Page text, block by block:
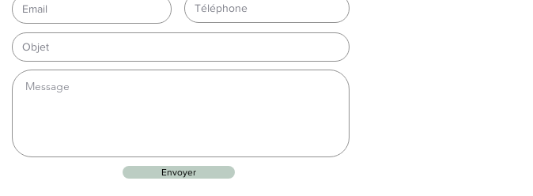
signifie "nuage de dragon" et assure
une durabilité exceptionnelle.
ampoule 7,5W maximum, douille E27.
Sur commande je peux réaliser des
suspensions de diamètre plus important
Envoyer